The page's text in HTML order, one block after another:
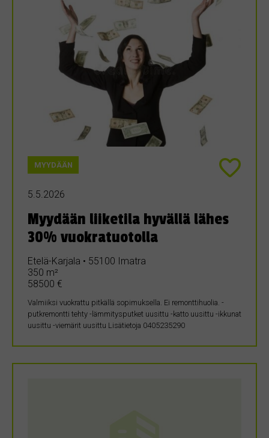
MYYDÄÄN
5.5.2026
Myydään liiketila hyvällä lähes
30% vuokratuotolla
Etelä-Karjala • 55100 Imatra
350 m²
58500 €
Valmiiksi vuokrattu pitkällä sopimuksella. Ei remonttihuolia. -
putkremontti tehty -lämmitysputket uusittu -katto uusittu -ikkunat
uusittu -viemärit uusittu Lisätietoja 0405235290